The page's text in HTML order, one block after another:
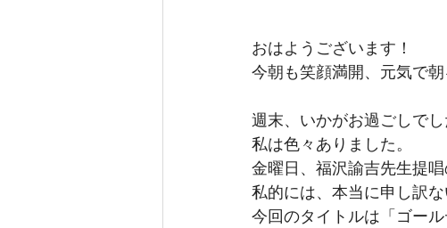
おはようございます！
今朝も笑顔満開、元気で
週末、いかがお過ごしでし
私は色々ありました。
金曜日、福沢諭吉先生提
私的には、本当に申し訳
今回のタイトルは「ゴール